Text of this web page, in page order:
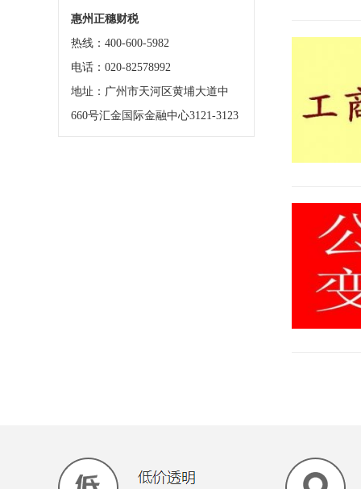
惠州正穗财税
热线：400-600-5982
电话：020-82578992
地址：广州市天河区黄埔大道中
660号汇金国际金融中心3121-3123